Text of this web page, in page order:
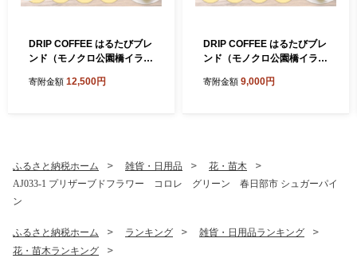
DRIP COFFEE はるたびブレ
ンド（モノクロ公園橋イラス
公園橋・藤イラスト）3パッ
寄附金額 12,500円
DRIP COFFEE はるたびブレ
ンド（モノクロ公園橋イラス
市 自家焙煎 ドリップバッグ
寄附金額 9,000円
ふるさと納税ホーム 雑貨・日用品
花・苗木
AJ033-1 プリザーブドフラワー コロレ グリーン 春日部市 シュガーパイ
ン
ふるさと納税ホーム ランキング
雑貨・日用品ランキング
花・苗木ランキング